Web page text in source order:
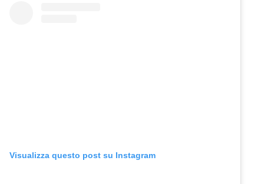
Visualizza questo post su Instagram